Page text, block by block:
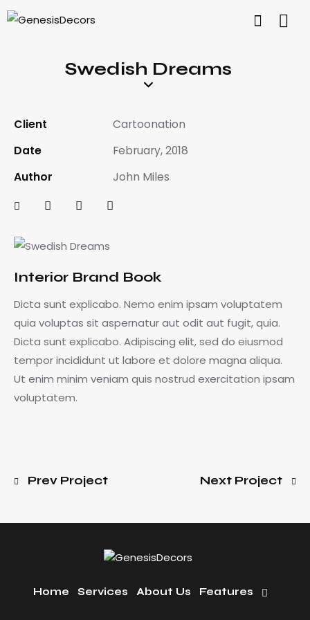
Swedish Dreams
Interior Brand Book
Dicta sunt explicabo. Nemo enim ipsam voluptatem
quia voluptas sit aspernatur aut odit aut fugit, quia.
Dicta sunt explicabo. Adipiscing elit, sed do eiusmod
tempor incididunt ut labore et dolore magna aliqua.
Ut enim minim veniam quis nostrud exercitation ipsam
voluptatem.
Client
Cartoonation
Date
February, 2018
Author
John Miles
Prev Project Next Project
Home Services About Us Features